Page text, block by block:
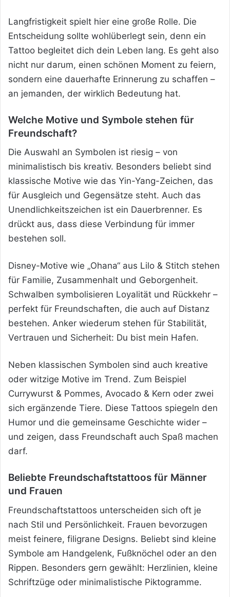
Langfristigkeit spielt hier eine große Rolle. Die
Entscheidung sollte wohlüberlegt sein, denn ein
Tattoo begleitet dich dein Leben lang. Es geht also
nicht nur darum, einen schönen Moment zu feiern,
sondern eine dauerhafte Erinnerung zu schaffen –
an jemanden, der wirklich Bedeutung hat.
Welche Motive und Symbole stehen für
Freundschaft?
Die Auswahl an Symbolen ist riesig – von
minimalistisch bis kreativ. Besonders beliebt sind
klassische Motive wie das Yin-Yang-Zeichen, das
für Ausgleich und Gegensätze steht. Auch das
Unendlichkeitszeichen ist ein Dauerbrenner. Es
drückt aus, dass diese Verbindung für immer
bestehen soll.
Disney-Motive wie „Ohana“ aus Lilo & Stitch stehen
für Familie, Zusammenhalt und Geborgenheit.
Schwalben symbolisieren Loyalität und Rückkehr –
perfekt für Freundschaften, die auch auf Distanz
bestehen. Anker wiederum stehen für Stabilität,
Vertrauen und Sicherheit: Du bist mein Hafen.
Neben klassischen Symbolen sind auch kreative
oder witzige Motive im Trend. Zum Beispiel
Currywurst & Pommes, Avocado & Kern oder zwei
sich ergänzende Tiere. Diese Tattoos spiegeln den
Humor und die gemeinsame Geschichte wider –
und zeigen, dass Freundschaft auch Spaß machen
darf.
Beliebte Freundschaftstattoos für Männer
und Frauen
Freundschaftstattoos unterscheiden sich oft je
nach Stil und Persönlichkeit. Frauen bevorzugen
meist feinere, filigrane Designs. Beliebt sind kleine
Symbole am Handgelenk, Fußknöchel oder an den
Rippen. Besonders gern gewählt: Herzlinien, kleine
Schriftzüge oder minimalistische Piktogramme.